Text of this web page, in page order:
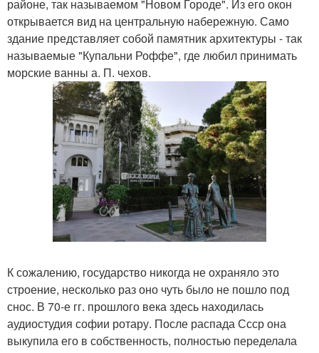
районе, так называемом "Новом Городе". Из его окон
открывается вид на центральную набережную. Само
здание представляет собой памятник архитектуры - так
называемые "Купальни Роффе", где любил принимать
морские ванны а. П. чехов.
К сожалению, государство никогда не охраняло это
строение, несколько раз оно чуть было не пошло под
снос. В 70-е гг. прошлого века здесь находилась
аудиостудия софии ротару. После распада Ссср она
выкупила его в собственность, полностью переделала